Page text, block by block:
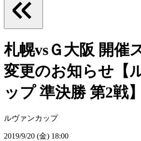
札幌vsＧ大阪 開催
変更のお知らせ【
ップ 準決勝 第2戦】
ルヴァンカップ
2019/9/20 (金) 18:00